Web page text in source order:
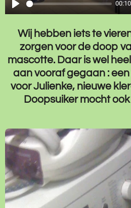
P
a
y
00:10
y
Wij hebben iets te
zorgen voor de doop
mascotte. Daar is wel
aan vooraf gegaan :
voor Julienke, nieuwe
Doopsuiker mocht